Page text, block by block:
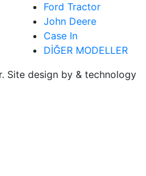
Ford Tractor
John Deere
Case In
DİĞER MODELLER
Site design by & technology